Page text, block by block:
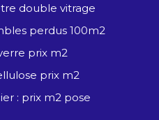
double vitrage
perdus 100m2
prix m2
prix m2
: prix m2 pose